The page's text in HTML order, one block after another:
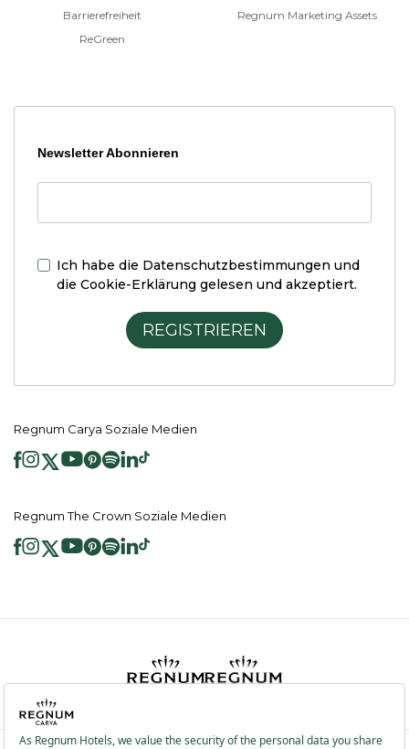
Barrierefreiheit
ReGreen
Regnum Marketing Assets
Newsletter Abonnieren
Ich habe die Datenschutzbestimmungen und
die Cookie-Erklärung gelesen und akzeptiert.
REGISTRIEREN
Regnum Carya Soziale Medien
Regnum The Crown Soziale Medien